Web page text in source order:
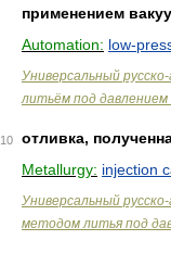
применением
Automation: low-
Универсальный
литьём под давлением
10
отливка,
Metallurgy: injection
Универсальный
методом литья под